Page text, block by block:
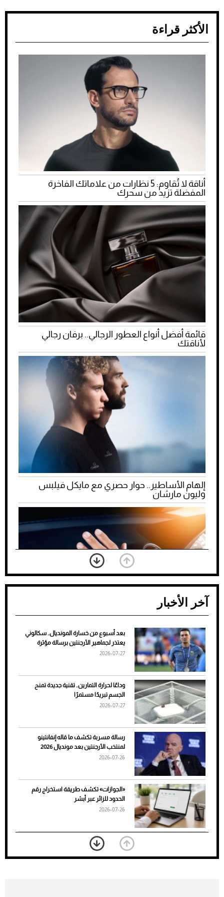
الأكثر قراءة
أناقة لا تُقاوم: 5 نظارات من علاماتك الفاخرة
المفضلة تزيد من سحرك
قائمة أفضل أنواع العطور الرجالي.. برفان رجالي
لأناقتك
إلهام الأساطير.. حوار حصري مع مايكل فيلبس
وليون مارشان
ضعف تبريد مكيف السيارة عند الوقوف.. أشهر
الأسباب والحلول
7 نصائح لاختيار لون البنطلون المناسب للقميص
الأسود
آخر الأخبار
بعد أسبوع من خسارة المونديال.. سكالوني
يعتذر لجماهير الأرجنتين برسالة مؤثرة
2026-07-27
وداعًا لحرارة التمارين.. تقنية جديدة تمنح
الجسم تبريدًا مستمرًا
2026-07-27
رسالة مسربة تكشف ما قاله إنفانتينو
لمنتخب الأرجنتين بعد مونديال 2026
2026-07-26
«الجوازات» تكشف طريقة استخراج رقم
الحدود للزائر عبر أبشر
2026-07-26
بعد 7 أشهر من تعرضه لحادث مروع.. جوشوا
يفوز على برينغا بـ"الضربة القاضية" (فيديو)